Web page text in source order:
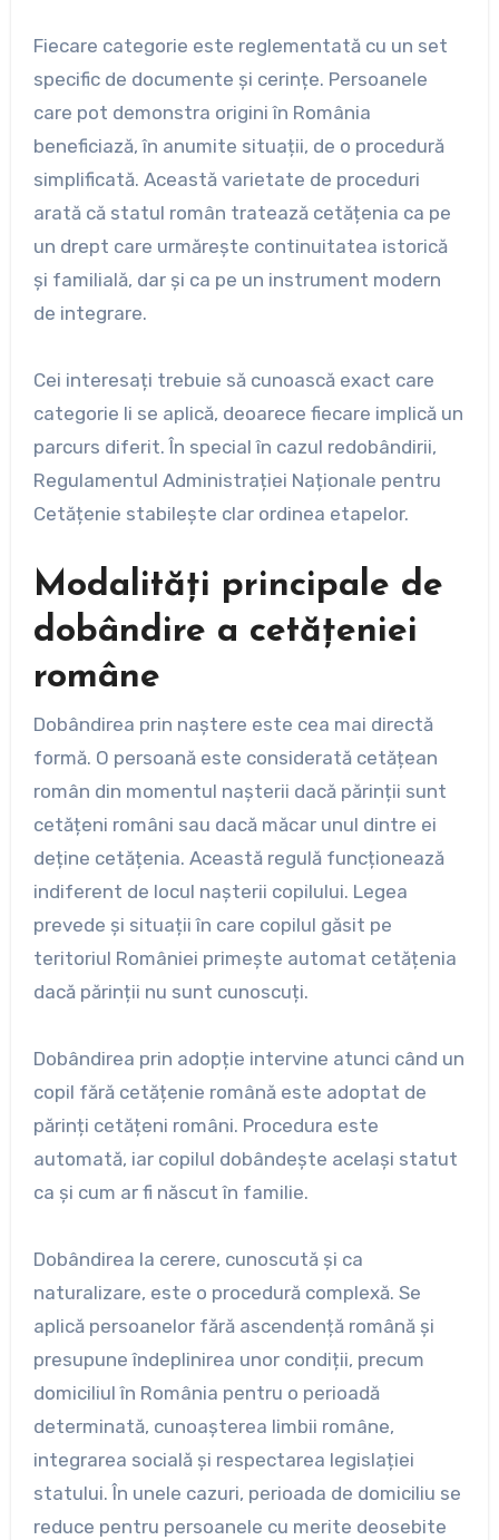
Fiecare categorie este reglementată cu un set
specific de documente și cerințe. Persoanele
care pot demonstra origini în România
beneficiază, în anumite situații, de o procedură
simplificată. Această varietate de proceduri
arată că statul român tratează cetățenia ca pe
un drept care urmărește continuitatea istorică
și familială, dar și ca pe un instrument modern
de integrare.
Cei interesați trebuie să cunoască exact care
categorie li se aplică, deoarece fiecare implică un
parcurs diferit. În special în cazul redobândirii,
Regulamentul Administrației Naționale pentru
Cetățenie stabilește clar ordinea etapelor.
Modalități principale de
dobândire a cetățeniei
române
Dobândirea prin naștere este cea mai directă
formă. O persoană este considerată cetățean
român din momentul nașterii dacă părinții sunt
cetățeni români sau dacă măcar unul dintre ei
deține cetățenia. Această regulă funcționează
indiferent de locul nașterii copilului. Legea
prevede și situații în care copilul găsit pe
teritoriul României primește automat cetățenia
dacă părinții nu sunt cunoscuți.
Dobândirea prin adopție intervine atunci când un
copil fără cetățenie română este adoptat de
părinți cetățeni români. Procedura este
automată, iar copilul dobândește același statut
ca și cum ar fi născut în familie.
Dobândirea la cerere, cunoscută și ca
naturalizare, este o procedură complexă. Se
aplică persoanelor fără ascendență română și
presupune îndeplinirea unor condiții, precum
domiciliul în România pentru o perioadă
determinată, cunoașterea limbii române,
integrarea socială și respectarea legislației
statului. În unele cazuri, perioada de domiciliu se
reduce pentru persoanele cu merite deosebite